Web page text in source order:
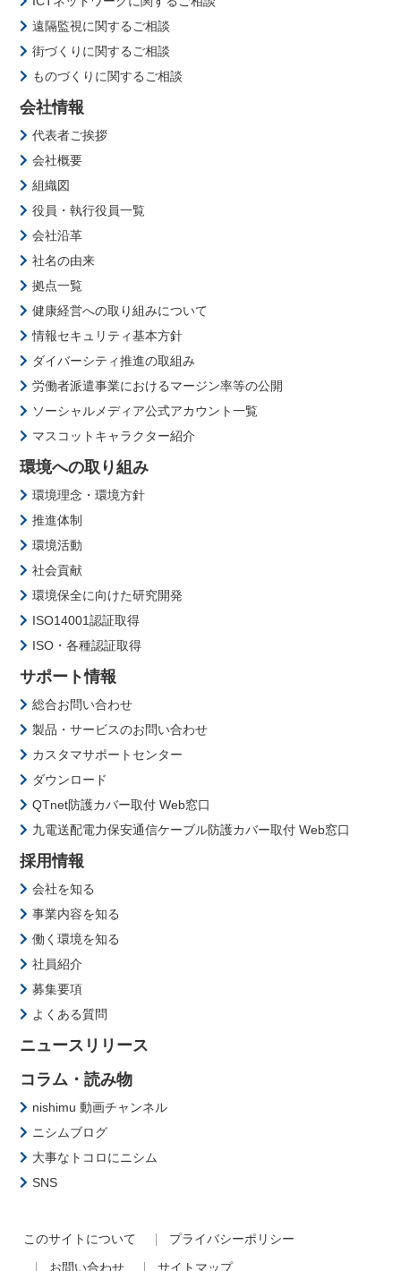
遠隔監視に関するご相談
街づくりに関するご相談
ものづくりに関するご相談
会社情報
代表者ご挨拶
会社概要
組織図
役員・執行役員一覧
会社沿革
社名の由来
拠点一覧
健康経営への取り組みについて
情報セキュリティ基本方針
ダイバーシティ推進の取組み
労働者派遣事業におけるマージン率等の公開
ソーシャルメディア公式アカウント一覧
マスコットキャラクター紹介
環境への取り組み
環境理念・環境方針
推進体制
環境活動
社会貢献
環境保全に向けた研究開発
ISO14001認証取得
ISO・各種認証取得
サポート情報
総合お問い合わせ
製品・サービスのお問い合わせ
カスタマサポートセンター
ダウンロード
QTnet防護カバー取付 Web窓口
九電送配電力保安通信ケーブル防護カバー取付 Web窓口
採用情報
会社を知る
事業内容を知る
働く環境を知る
社員紹介
募集要項
よくある質問
ニュースリリース
コラム・読み物
nishimu 動画チャンネル
ニシムブログ
大事なトコロにニシム
SNS
このサイトについて
プライバシーポリシー
お問い合わせ
サイトマップ